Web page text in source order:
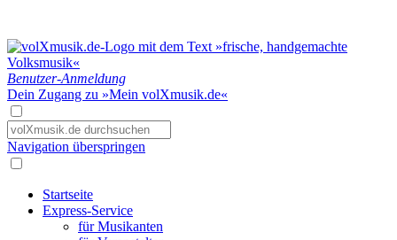
Benutzer-Anmeldung
Dein Zugang zu »Mein volXmusik.de«
Navigation überspringen
Startseite
Express-Service
für Musikanten